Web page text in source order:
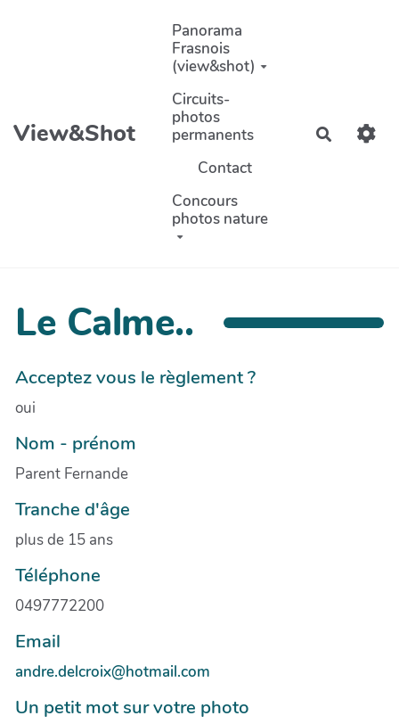
Aller au contenu principal
View&Shot
Panorama
Frasnois
(view&shot)
Circuits-
photos
permanents
Contact
Concours
photos nature
Le Calme..
Acceptez vous le règlement ?
oui
Nom - prénom
Parent Fernande
Tranche d'âge
plus de 15 ans
Téléphone
0497772200
Email
andre.delcroix@hotmail.com
Un petit mot sur votre photo